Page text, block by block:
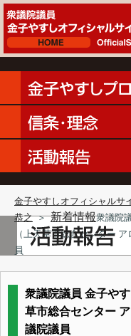
金子やすしオフィシャルサ
恭之 ＞ 新着情報衆議院
（上天草市総合センター
員
衆議院議員 金子や
草市総合センター
議院議員